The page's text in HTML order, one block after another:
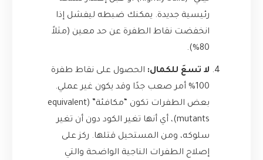
رئيسية جديدة. يمكنك ضبطه ليفشل إذا
انخفضت نقاط الطفرة عن حد معين (مثلاً
80%).
لا تسعَ للكمال: الحصول على نقاط طفرة
100% أمر صعب جدًا وقد يكون غير عملي.
بعض الطفرات تكون “مكافئة” (equivalent
mutants)، أي أنها تغير الكود دون أن تغير
سلوكه، ومن المستحيل قتلها. ركز على
إصلاح الطفرات الناجية الواضحة والتي